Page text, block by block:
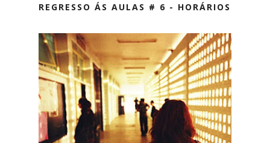
REGRESSO ÁS AULAS # 6 - HORÁRIOS